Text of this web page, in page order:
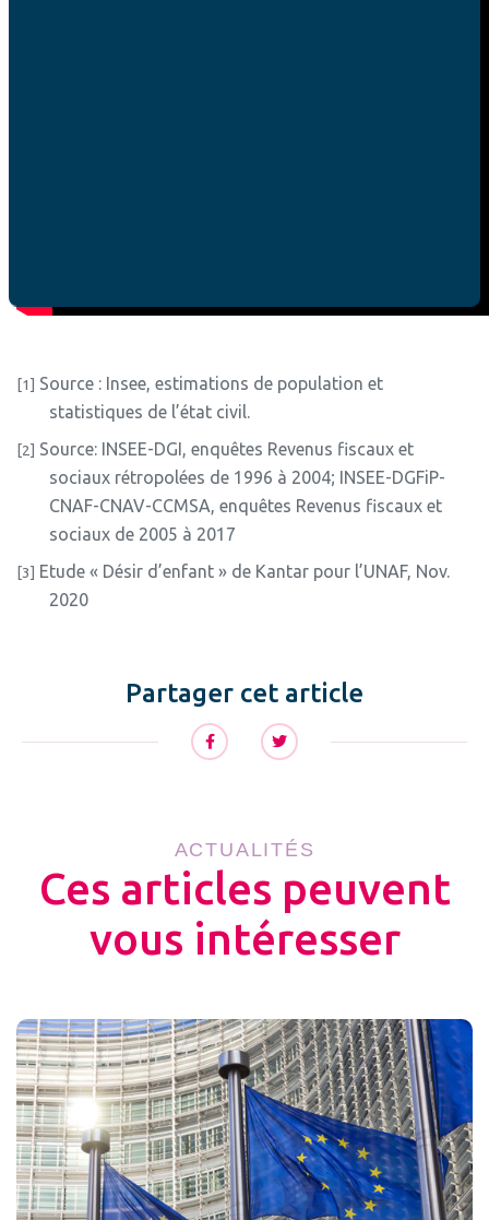
[1]
Source : Insee, estimations de population et
statistiques de l’état civil.
[2]
Source: INSEE-DGI, enquêtes Revenus fiscaux et
sociaux rétropolées de 1996 à 2004; INSEE-DGFiP-
CNAF-CNAV-CCMSA, enquêtes Revenus fiscaux et
sociaux de 2005 à 2017
[3] Etude « Désir d’enfant » de Kantar pour l’UNAF, Nov.
2020
Partager cet article
ACTUALITÉS
Ces articles peuvent
vous intéresser